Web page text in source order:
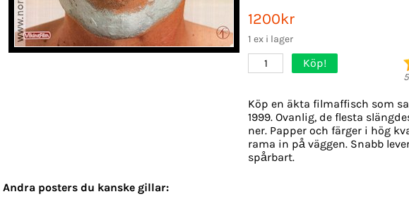
1200kr
1 ex i lager
1 Köp!
Köp en äkta filmaffisch som
1999. Ovanlig, de flesta
ner. Papper och färger i hög
rama in på väggen. Snabb
spårbart.
Andra posters du kanske gillar: